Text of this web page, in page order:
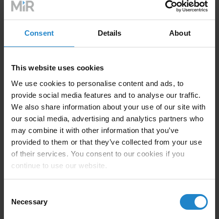
Consent Details About
This website uses cookies
We use cookies to personalise content and ads, to
provide social media features and to analyse our traffic.
We also share information about your use of our site with
our social media, advertising and analytics partners who
may combine it with other information that you’ve
provided to them or that they’ve collected from your use
of their services. You consent to our cookies if you
continue to use our website.
Selection
Necessary
Die AMRs sind sogar so benutzerfreundlich, dass man
sie von der Hosentasche aus mit dem Smartphone
bedienen kann. MiR AMRs lassen sich über ihre
einfachen, webbasierten Schnittstellen einrichten und
Jeder Einsatz kann leicht mit einem Smartphone,
Tablet oder Computer gestoppt, gestartet oder
angepasst werden. Natürlich haben nicht alle Nutzer
den gleichen Zugang zu allen Funktionen der
Schnittstelle, was die Kontrolle erleichtert.
Wenn Hilfe benötigt wird, kann man über das
Dashboard darauf zugreifen, aber auch die MiR
kurzen Online-Kursen, die jederzeit besucht werden
können.